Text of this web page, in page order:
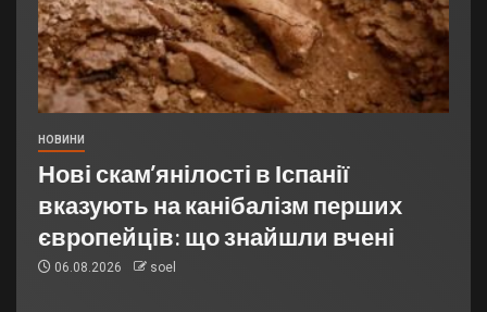
НОВИНИ
Нові скам’янілості в Іспанії
вказують на канібалізм перших
європейців: що знайшли вчені
06.08.2026 soel